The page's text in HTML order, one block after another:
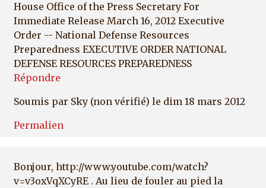
House Office of the Press Secretary For
Immediate Release March 16, 2012 Executive
Order -- National Defense Resources
Preparedness EXECUTIVE ORDER NATIONAL
DEFENSE RESOURCES PREPAREDNESS
Répondre
Soumis par Sky (non vérifié) le dim 18 mars 2012
Permalien
Bonjour, http://www.youtube.com/watch?
v=v3oxVqXCyRE . Au lieu de fouler au pied la